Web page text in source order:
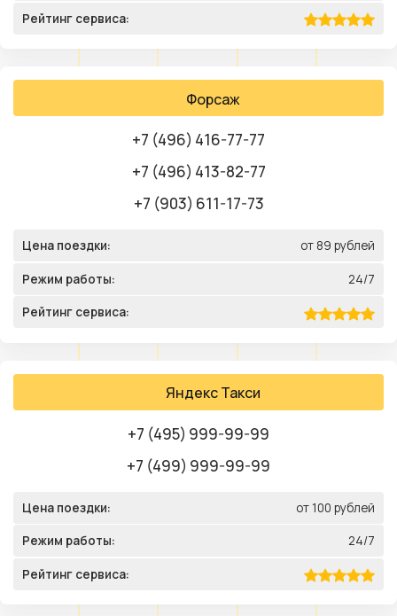
Рейтинг сервиса:
Форсаж
+7 (496) 416-77-77
+7 (496) 413-82-77
+7 (903) 611-17-73
Цена поездки: от 89 рублей
Режим работы: 24/7
Рейтинг сервиса:
Яндекс Такси
+7 (495) 999-99-99
+7 (499) 999-99-99
Цена поездки: от 100 рублей
Режим работы: 24/7
Рейтинг сервиса: